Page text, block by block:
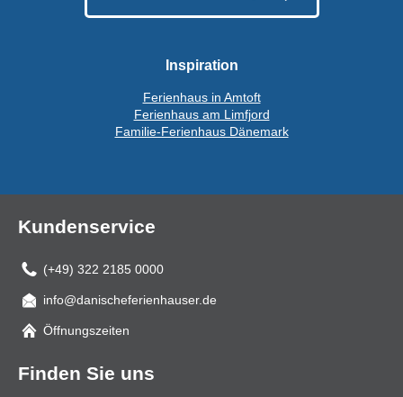
Inspiration
Ferienhaus in Amtoft
Ferienhaus am Limfjord
Familie-Ferienhaus Dänemark
Kundenservice
(+49) 322 2185 0000
Mail
info@danischeferienhauser.de
Öffnungszeiten
Finden Sie uns